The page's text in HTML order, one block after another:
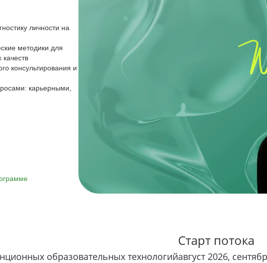
личности на
методики для
консультирования и
карьерными,
образовательных технологий
Старт потока
август 2026,